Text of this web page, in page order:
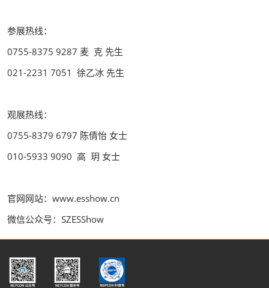
参展热线：
0755-8375 9287 麦 克 先生
021-2231 7051 徐乙冰 先生
观展热线：
0755-8379 6797 陈倩怡 女士
010-5933 9090 高 玥 女士
官网网站：www.esshow.cn
微信公众号：SZESShow